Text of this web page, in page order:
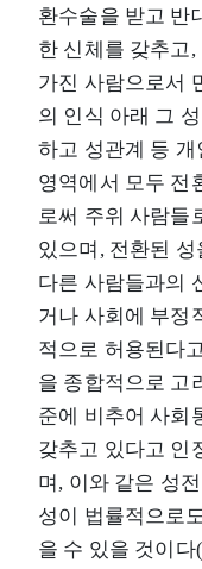
환수술을 받고 반
한 신체를 갖추고
가진 사람으로서
의 인식 아래 그
하고 성관계 등 개
영역에서 모두 전
로써 주위 사람들
있으며, 전환된
다른 사람들과의
거나 사회에 부정
적으로 허용된다
을 종합적으로 고
준에 비추어 사회
갖추고 있다고 인
며, 이와 같은 성
성이 법률적으로
을 수 있을 것이다